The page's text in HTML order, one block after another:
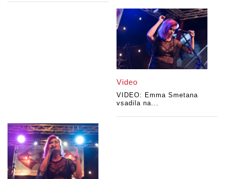
Video
VIDEO: Emma Smetana
vsadila na...